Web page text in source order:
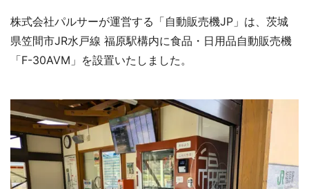
株式会社パルサーが運営する「自動販売機JP」は、茨城
県笠間市JR水戸線 福原駅構内に食品・日用品自動販売機
「F-30AVM」を設置いたしました。